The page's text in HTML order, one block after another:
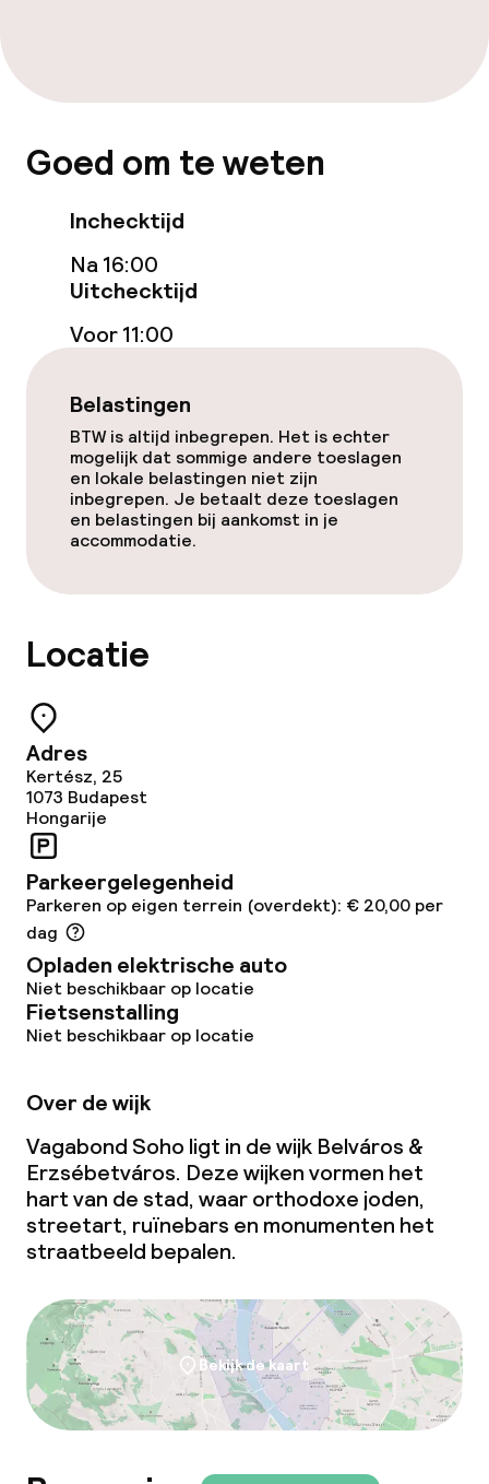
Goed om te weten
Inchecktijd
Na 16:00
Uitchecktijd
Voor 11:00
Belastingen
BTW is altijd inbegrepen. Het is echter
mogelijk dat sommige andere toeslagen
en lokale belastingen niet zijn
inbegrepen. Je betaalt deze toeslagen
en belastingen bij aankomst in je
accommodatie.
Locatie
Adres
Kertész, 25
1073 Budapest
Hongarije
Parkeergelegenheid
Parkeren op eigen terrein (overdekt): € 20,00 per
dag
Opladen elektrische auto
Niet beschikbaar op locatie
Fietsenstalling
Niet beschikbaar op locatie
Over de wijk
Vagabond Soho ligt in de wijk Belváros &
Erzsébetváros. Deze wijken vormen het
hart van de stad, waar orthodoxe joden,
streetart, ruïnebars en monumenten het
straatbeeld bepalen.
Bekijk de kaart